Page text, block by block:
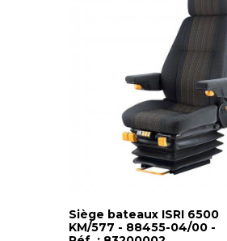
Siège bateaux ISRI 6500
KM/577 - 88455-04/00 -